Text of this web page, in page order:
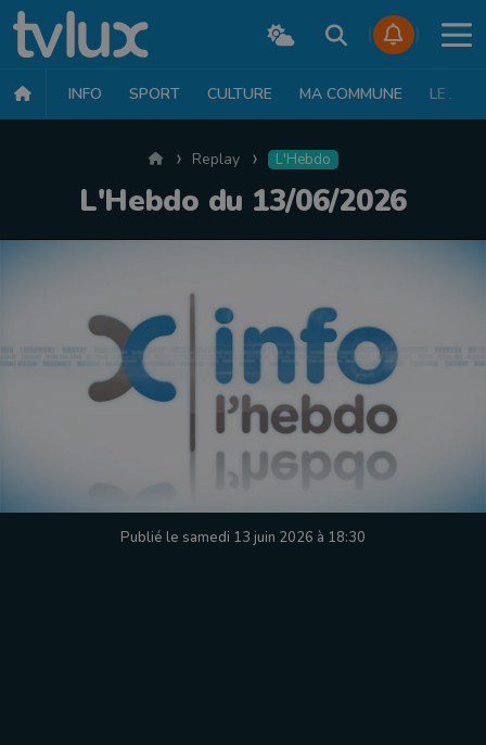
INFO SPORT CULTURE MA COMMUNE LE JT
AccueilReplay L'Hebdo
L'Hebdo du 13/06/2026
Publié le samedi 13 juin 2026 à 18:30